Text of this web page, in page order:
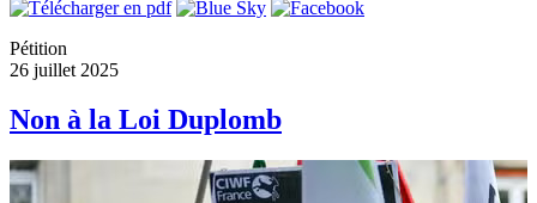
Pétition
26 juillet 2025
Non à la Loi Duplomb